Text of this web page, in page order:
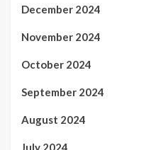
December 2024
November 2024
October 2024
September 2024
August 2024
July 2024